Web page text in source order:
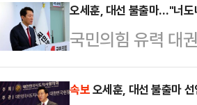
내려놓고 대선 출
확장성에 한계가
탄핵에 대한 반대
다. 대중은 김 전
오세훈, 대선 불출마…"너도
국민의힘 유력 대
선언했다.오세훈
긴급 기자회견에
속보오세훈, 대선 불출마